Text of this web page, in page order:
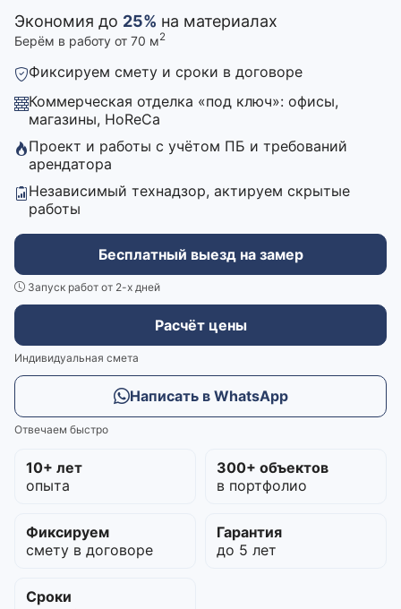
Экономия до 25% на материалах
Берём в работу от 70 м2
Фиксируем смету и сроки в договоре
Коммерческая отделка «под ключ»: офисы,
магазины, HoReCa
Проект и работы с учётом ПБ и требований
арендатора
Независимый технадзор, актируем скрытые
работы
Бесплатный выезд на замер
Запуск работ от 2-х дней
Расчёт цены
Индивидуальная смета
Написать в WhatsApp
Отвечаем быстро
10+ лет
опыта
300+ объектов
в портфолио
Фиксируем
смету в договоре
Гарантия
до 5 лет
Сроки